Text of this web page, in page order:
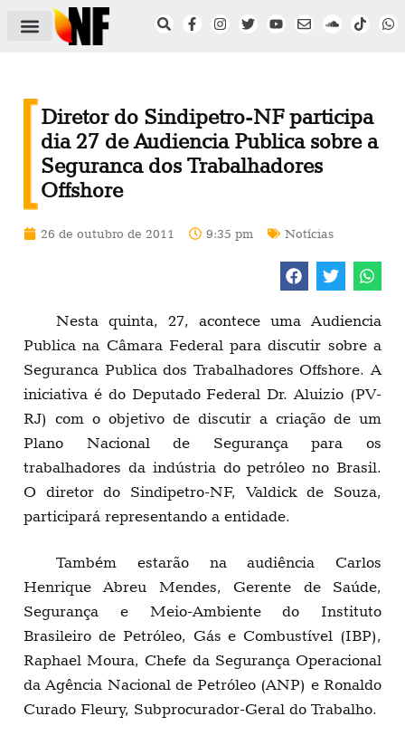
Diretor do Sindipetro-NF participa
dia 27 de Audiencia Publica sobre a
Seguranca dos Trabalhadores
Offshore
26 de outubro de 2011 9:35 pm Notícias
Nesta quinta, 27, acontece uma Audiencia
Publica na Câmara Federal para discutir sobre a
Seguranca Publica dos Trabalhadores Offshore. A
iniciativa é do Deputado Federal Dr. Aluizio (PV-
RJ) com o objetivo de discutir a criação de um
Plano Nacional de Segurança para os
trabalhadores da indústria do petróleo no Brasil.
O diretor do Sindipetro-NF, Valdick de Souza,
participará representando a entidade.
Também estarão na audiência Carlos
Henrique Abreu Mendes, Gerente de Saúde,
Segurança e Meio-Ambiente do Instituto
Brasileiro de Petróleo, Gás e Combustível (IBP),
Raphael Moura, Chefe da Segurança Operacional
da Agência Nacional de Petróleo (ANP) e Ronaldo
Curado Fleury, Subprocurador-Geral do Trabalho.